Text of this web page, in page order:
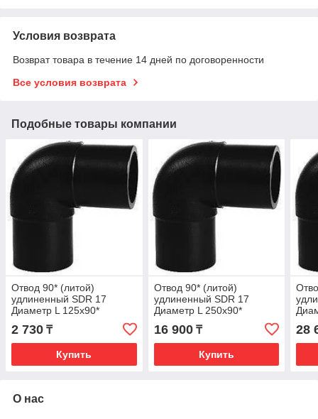
Условия возврата
Возврат товара в течение 14 дней по договоренности
Все условия возврата
Подобные товары компании
Отвод 90* (литой)
удлиненный SDR 17
Диаметр L 125х90*
2 730 ₸
Купить
Отвод 90* (литой)
удлиненный SDR 17
Диаметр L 250х90*
16 900₸
Купить
28
О нас